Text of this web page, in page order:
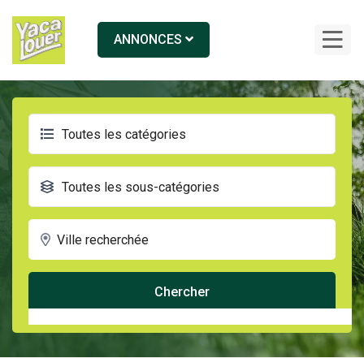
ANNONCES
Toutes les catégories
Toutes les sous-catégories